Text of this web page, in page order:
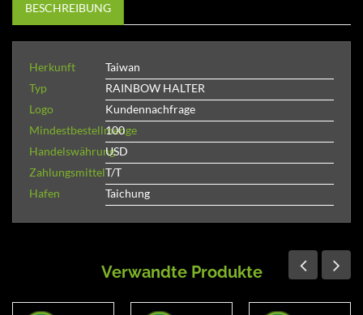
BESCHREIBUNG
Herkunft
Taiwan
Typ
RAINBOW HALTER
Logo
Kundennachfrage
Mindestbestellmenge
100
HandelswährungUSD
ZahlungsmittelT/T
Hafen
Taichung
Verwandte Produkte